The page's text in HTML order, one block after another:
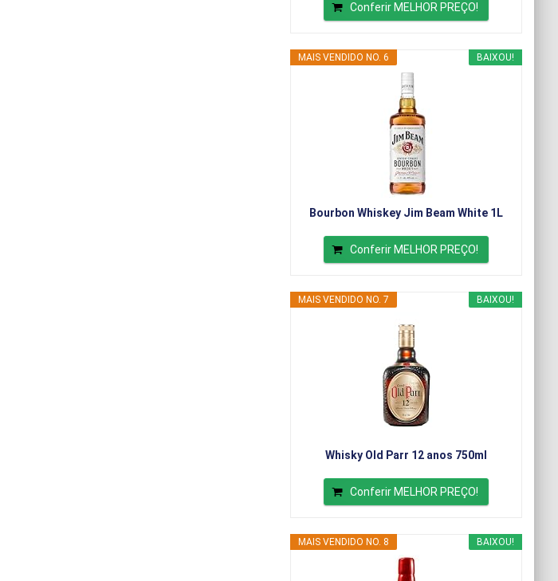
Conferir MELHOR PREÇO!
BAIXOU!
MAIS VENDIDO NO. 6
Bourbon Whiskey Jim Beam White 1L
Conferir MELHOR PREÇO!
BAIXOU!
MAIS VENDIDO NO. 7
Whisky Old Parr 12 anos 750ml
Conferir MELHOR PREÇO!
BAIXOU!
MAIS VENDIDO NO. 8